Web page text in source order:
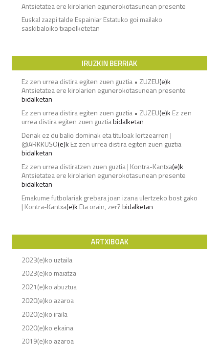
Antsietatea ere kirolarien egunerokotasunean presente
Euskal zazpi talde Espainiar Estatuko goi mailako
saskibaloiko txapelketetan
IRUZKIN BERRIAK
Ez zen urrea distira egiten zuen guztia • ZUZEU(e)k
Antsietatea ere kirolarien egunerokotasunean presente
bidalketan
Ez zen urrea distira egiten zuen guztia • ZUZEU(e)k Ez zen
urrea distira egiten zuen guztiabidalketan
Denak ez du balio dominak eta tituloak lortzearren |
@ARKKUSO(e)k Ez zen urrea distira egiten zuen guztia
bidalketan
Ez zen urrea distiratzen zuen guztia | Kontra-Kantxa(e)k
Antsietatea ere kirolarien egunerokotasunean presente
bidalketan
Emakume futbolariak grebara joan izana ulertzeko bost gako
| Kontra-Kantxa(e)k Eta orain, zer?bidalketan
ARTXIBOAK
2023(e)ko uztaila
2023(e)ko maiatza
2021(e)ko abuztua
2020(e)ko azaroa
2020(e)ko iraila
2020(e)ko ekaina
2019(e)ko azaroa